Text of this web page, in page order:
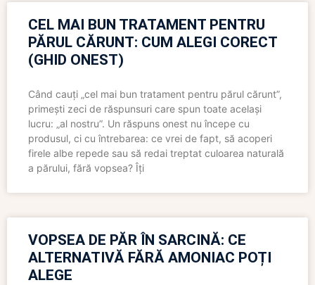
CEL MAI BUN TRATAMENT PENTRU
PĂRUL CĂRUNT: CUM ALEGI CORECT
(GHID ONEST)
Când cauți „cel mai bun tratament pentru părul cărunt”,
primești zeci de răspunsuri care spun toate același
lucru: „al nostru”. Un răspuns onest nu începe cu
produsul, ci cu întrebarea: ce vrei de fapt, să acoperi
firele albe repede sau să redai treptat culoarea naturală
a părului, fără vopsea? Îți
VOPSEA DE PĂR ÎN SARCINĂ: CE
ALTERNATIVĂ FĂRĂ AMONIAC POȚI
ALEGE